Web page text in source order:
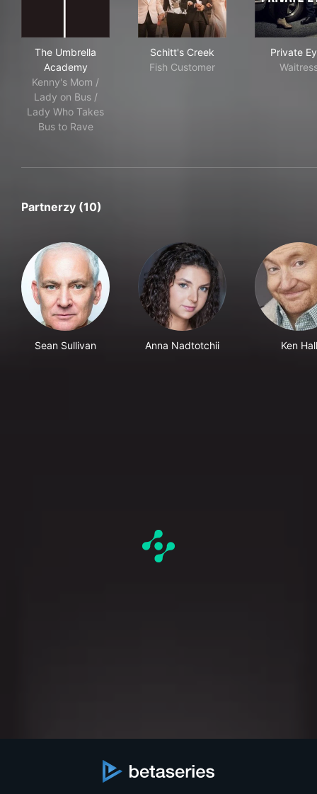
The Umbrella
Academy
Kenny's Mom /
Lady on Bus /
Lady Who Takes
Bus to Rave
Schitt's Creek
Fish Customer
Private
Partnerzy (10)
Sean Sullivan Anna Nadtotchii Ken Hall